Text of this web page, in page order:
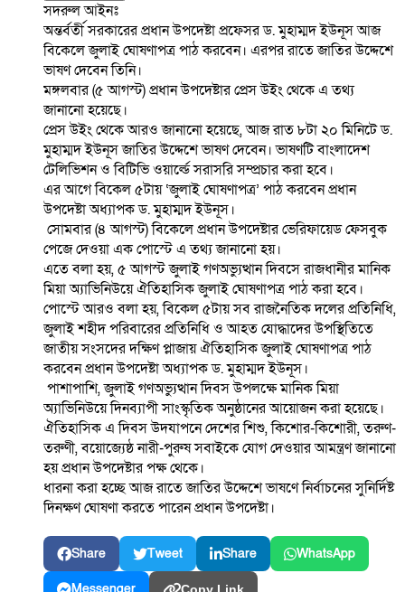
সদরুল আইনঃ
অন্তর্বর্তী সরকারের প্রধান উপদেষ্টা প্রফেসর ড. মুহাম্মদ ইউনূস আজ
বিকেলে জুলাই ঘোষণাপত্র পাঠ করবেন। এরপর রাতে জাতির উদ্দেশে
ভাষণ দেবেন তিনি।
মঙ্গলবার (৫ আগস্ট) প্রধান উপদেষ্টার প্রেস উইং থেকে এ তথ্য
জানানো হয়েছে।
প্রেস উইং থেকে আরও জানানো হয়েছে, আজ রাত ৮টা ২০ মিনিটে ড.
মুহাম্মদ ইউনূস জাতির উদ্দেশে ভাষণ দেবেন। ভাষণটি বাংলাদেশ
টেলিভিশন ও বিটিভি ওয়ার্ল্ডে সরাসরি সম্প্রচার করা হবে।
এর আগে বিকেল ৫টায় ‘জুলাই ঘোষণাপত্র’ পাঠ করবেন প্রধান
উপদেষ্টা অধ্যাপক ড. মুহাম্মদ ইউনূস।
সোমবার (৪ আগস্ট) বিকেলে প্রধান উপদেষ্টার ভেরিফায়েড ফেসবুক
পেজে দেওয়া এক পোস্টে এ তথ্য জানানো হয়।
এতে বলা হয়, ৫ আগস্ট জুলাই গণঅভ্যুত্থান দিবসে রাজধানীর মানিক
মিয়া অ্যাভিনিউয়ে ঐতিহাসিক জুলাই ঘোষণাপত্র পাঠ করা হবে।
পোস্টে আরও বলা হয়, বিকেল ৫টায় সব রাজনৈতিক দলের প্রতিনিধি,
জুলাই শহীদ পরিবারের প্রতিনিধি ও আহত যোদ্ধাদের উপস্থিতিতে
জাতীয় সংসদের দক্ষিণ প্লাজায় ঐতিহাসিক জুলাই ঘোষণাপত্র পাঠ
করবেন প্রধান উপদেষ্টা অধ্যাপক ড. মুহাম্মদ ইউনূস।
পাশাপাশি, জুলাই গণঅভ্যুত্থান দিবস উপলক্ষে মানিক মিয়া
অ্যাভিনিউয়ে দিনব্যাপী সাংস্কৃতিক অনুষ্ঠানের আয়োজন করা হয়েছে।
ঐতিহাসিক এ দিবস উদযাপনে দেশের শিশু, কিশোর-কিশোরী, তরুণ-
তরুণী, বয়োজ্যেষ্ঠ নারী-পুরুষ সবাইকে যোগ দেওয়ার আমন্ত্রণ জানানো
হয় প্রধান উপদেষ্টার পক্ষ থেকে।
ধারনা করা হচ্ছে আজ রাতে জাতির উদ্দেশে ভাষণে নির্বাচনের সুনির্দিষ্ট
দিনক্ষণ ঘোষণা করতে পারেন প্রধান উপদেষ্টা।
Share Tweet Share WhatsApp
Copy Link